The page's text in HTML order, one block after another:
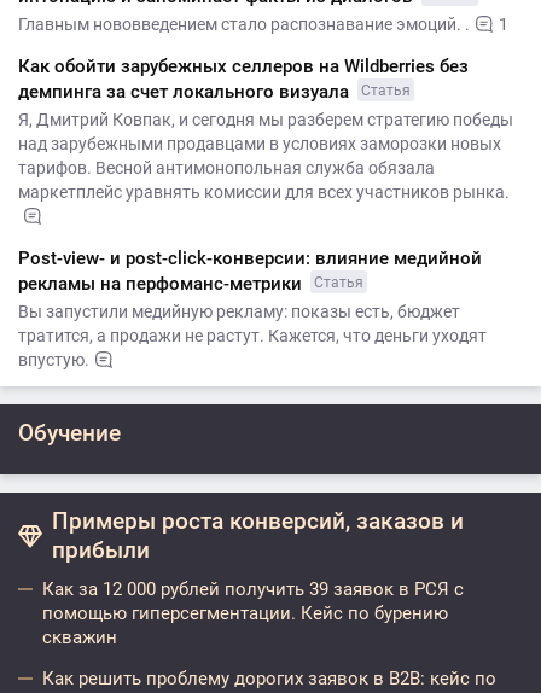
Главным нововведением стало распознавание эмоций. . 1
Как обойти зарубежных селлеров на Wildberries без
демпинга за счет локального визуала
Статья
Я, Дмитрий Ковпак, и сегодня мы разберем стратегию победы
над зарубежными продавцами в условиях заморозки новых
тарифов. Весной антимонопольная служба обязала
маркетплейс уравнять комиссии для всех участников рынка.
Post-view- и post-click-конверсии: влияние медийной
рекламы на перфоманс-метрики
Статья
Вы запустили медийную рекламу: показы есть, бюджет
тратится, а продажи не растут. Кажется, что деньги уходят
впустую.
Обучение
Примеры роста конверсий, заказов и
прибыли
Как за 12 000 рублей получить 39 заявок в РСЯ с
помощью гиперсегментации. Кейс по бурению
скважин
Как решить проблему дорогих заявок в B2B: кейс по